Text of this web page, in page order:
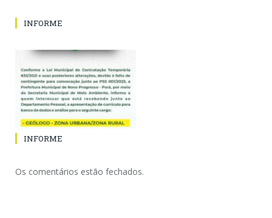
INFORME
INFORME
Os comentários estão fechados.